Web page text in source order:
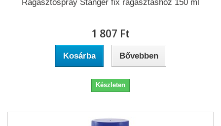
Ragasztóspray Stanger fix ragasztáshoz 150 ml
1 807 Ft‎
Kosárba Bővebben
Készleten